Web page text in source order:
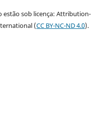
estão sob licença: Attribution-
(CC BY-NC-ND 4.0).